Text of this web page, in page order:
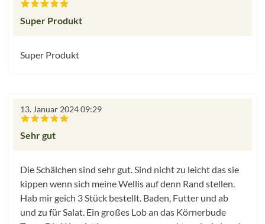
Super Produkt
Super Produkt
13. Januar 2024 09:29
Sehr gut
Die Schälchen sind sehr gut. Sind nicht zu leicht das sie
kippen wenn sich meine Wellis auf denn Rand stellen.
Hab mir geich 3 Stück bestellt. Baden, Futter und ab
und zu für Salat. Ein großes Lob an das Körnerbude